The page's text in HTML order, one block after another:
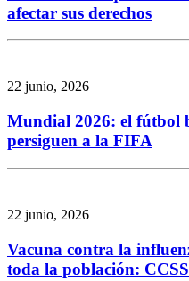
afectar sus derechos
22 junio, 2026
Mundial 2026: el fútbol
persiguen a la FIFA
22 junio, 2026
Vacuna contra la
toda la población: